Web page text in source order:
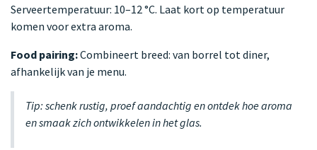
Serveertemperatuur: 10–12 °C. Laat kort op temperatuur
komen voor extra aroma.
Food pairing:Combineert breed: van borrel tot diner,
afhankelijk van je menu.
Tip: schenk rustig, proef aandachtig en ontdek hoe aroma
en smaak zich ontwikkelen in het glas.